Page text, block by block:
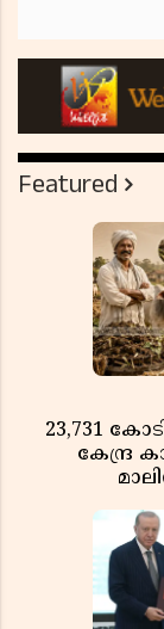
Featured
23,731
കേന്ദ്ര